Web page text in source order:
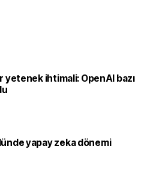
yetenek ihtimali: OpenAI bazı
yapay zeka dönemi